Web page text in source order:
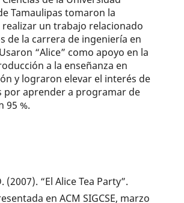
Tamaulipas tomaron la
rea­lizar un trabajo relacionado
de la carrera de ingeniería en
“Alice” como apoyo en la
a la enseñanza en
y lograron elevar el interés de
por aprender a programar de
95 %.
(2007). “El Alice Tea Party”.
en ACM SIGCSE, marzo